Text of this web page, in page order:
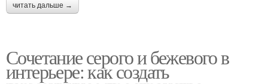
читать дальше →
Сочетание серого и бежевого в
интерьере: как создать